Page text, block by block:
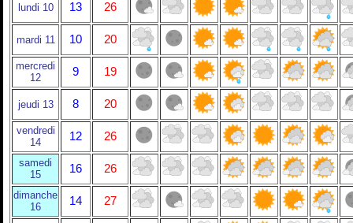
lundi 10 13 26
mardi 11 10 20
mercredi
12
9 19
jeudi 13 8 20
vendredi
14
12 26
samedi
15
16 26
dimanche
16
14 27